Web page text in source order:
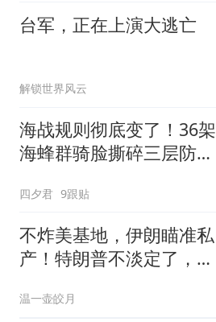
台军，正在上演大逃亡
解锁世界风云
海战规则彻底变了！36架
海蜂群骑脸撕碎三层防空
四夕君 9跟贴
不炸美基地，伊朗瞄准私
产！特朗普不淡定了，被
温一壶皎月